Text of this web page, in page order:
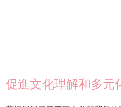
促進文化理解和多元